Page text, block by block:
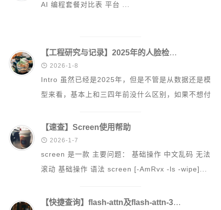
AI 编程套餐对比表 平台 ...
【工程研究与记录】2025年的人脸检测识别
 2026-1-8
Intro 虽然已经是2025年，但是不管是从数据还是模
型来看，基本上和三四年前没什么区别，如果不想付
【速查】Screen使用帮助
 2026-1-7
screen 是一款 主要问题： 基础操作 中文乱码 无法
滚动 基础操作 语法 screen [-AmRvx -ls -wipe]...
【快捷查询】flash-attn及flash-attn-3的安装【预构建文件】
微信小程序开发
科研
更多
关于本喵
友情链接